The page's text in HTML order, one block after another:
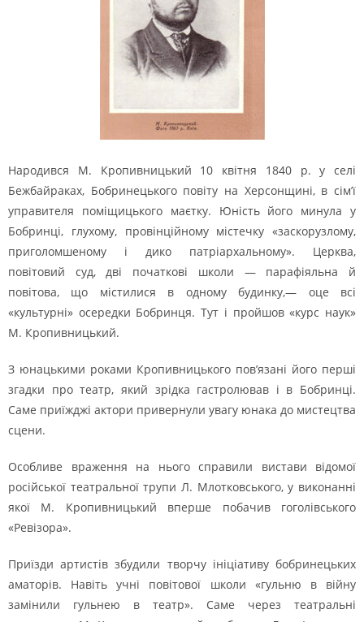
Народився М. Кропивницький 10 квітня 1840 р. у селі
Бежбайраках, Бобринецького повіту на Херсонщині, в сім’ї
управителя поміщицького маєтку. Юність його минула у
Бобринці, глухому, провінційному містечку «заскорузлому,
приголомшеному і дико патріархальному». Церква,
повітовий суд, дві початкові школи — парафіяльна й
повітова, що містилися в одному будинку,— оце всі
«культурні» осередки Бобринця. Тут і пройшов «курс наук»
М. Кропивницький.
З юнацькими роками Кропивницького пов’язані його перші
згадки про театр, який зрідка гастролював і в Бобринці.
Саме приїжджі актори привернули увагу юнака до мистецтва
сцени.
Особливе враження на нього справили вистави відомої
російської театральної трупи Л. Млотковського, у виконанні
якої М. Кропивницький вперше побачив гоголівського
«Ревізора».
Приїзди артистів збудили творчу ініціативу бобринецьких
аматорів. Навіть учні повітової школи «гульню в війну
замінили гульнею в театр». Саме через театральні